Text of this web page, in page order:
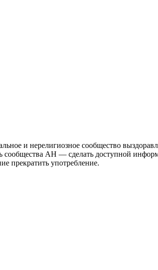
и нерелигиозное сообщество
сообщества АН — сделать доступной
прекратить употребление.